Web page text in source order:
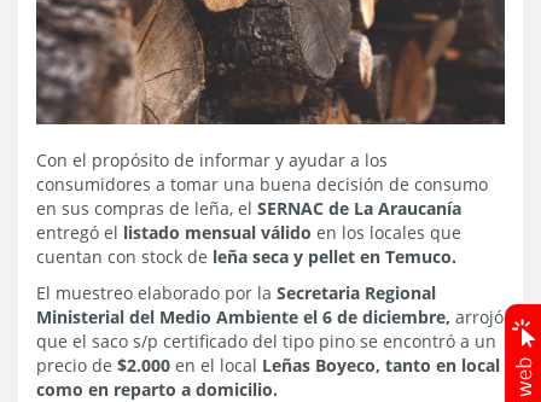
Con el propósito de informar y ayudar a los
consumidores a tomar una buena decisión de consumo
en sus compras de leña, el SERNAC de La Araucanía
entregó el listado mensual válido en los locales que
cuentan con stock de leña seca y pellet en Temuco.
El muestreo elaborado por la Secretaria Regional
Ministerial del Medio Ambiente el 6 de diciembre, arrojó
que el saco s/p certificado del tipo pino se encontró a un
precio de $2.000 en el local Leñas Boyeco, tanto en local
como en reparto a domicilio.